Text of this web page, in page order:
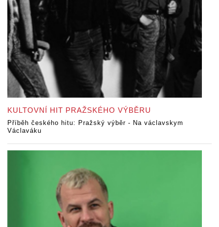
KULTOVNÍ HIT PRAŽSKÉHO VÝBĚRU
Příběh českého hitu: Pražský výběr - Na václavskym
Václaváku